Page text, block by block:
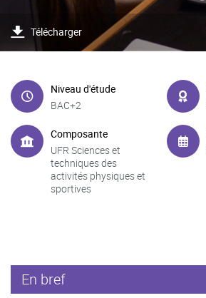
Télécharger
Niveau d'étude
BAC+2
Composante
UFR Sciences et
techniques des
activités physiques et
sportives
En bref